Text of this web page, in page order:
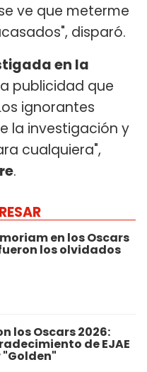
ve que meterme
disparó.
en la
publicidad que
ignorantes
la investigación y
cualquiera",
.
en los Oscars
los olvidados
los Oscars 2026:
de EJAE